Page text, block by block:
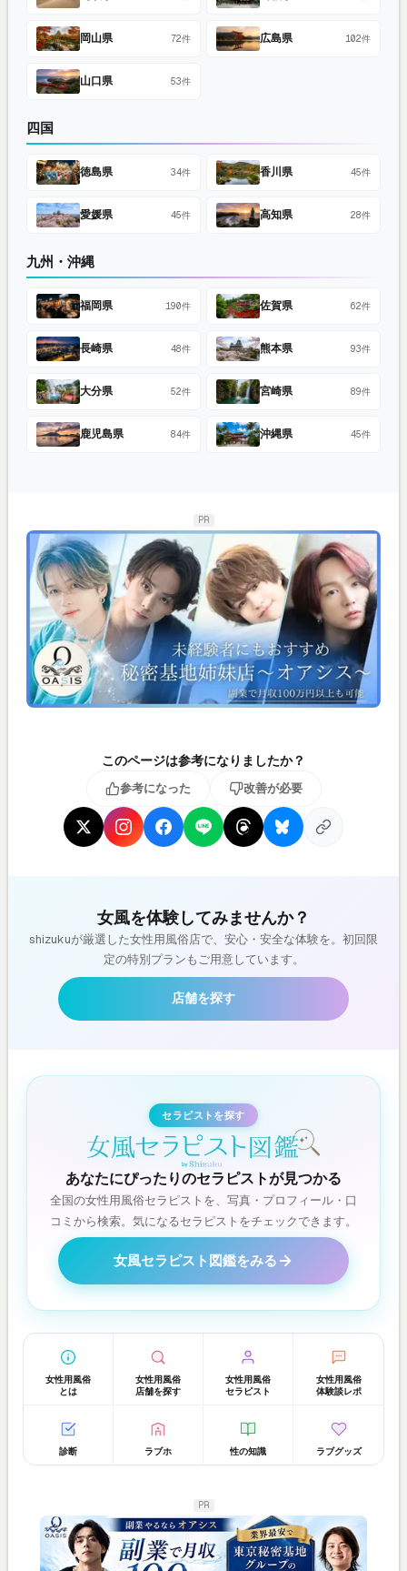
岡山県 72件 広島県 102件
山口県 53件
四国
徳島県 34件 香川県 45件
愛媛県 45件 高知県 28件
九州・沖縄
福岡県 190件 佐賀県 62件
長崎県 48件 熊本県 93件
大分県 52件 宮崎県 89件
鹿児島県 84件 沖縄県 45件
PR
このページは参考になりましたか？
参考になった 改善が必要
女風を体験してみませんか？
shizukuが厳選した女性用風俗店で、安心・安全な体験を。初回限
定の特別プランもご用意しています。
店舗を探す
セラピストを探す
あなたにぴったりのセラピストが見つかる
全国の女性用風俗セラピストを、写真・プロフィール・口
コミから検索。気になるセラピストをチェックできます。
女風セラピスト図鑑をみる
女性用風俗
とは
女性用風俗
店舗を探す
女性用風俗
セラピスト
女性用風俗
体験談レポ
診断 ラブホ 性の知識 ラブグッズ
PR